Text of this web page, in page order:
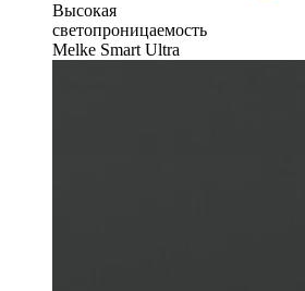
Высокая
светопроницаемость
Melke Smart Ultra